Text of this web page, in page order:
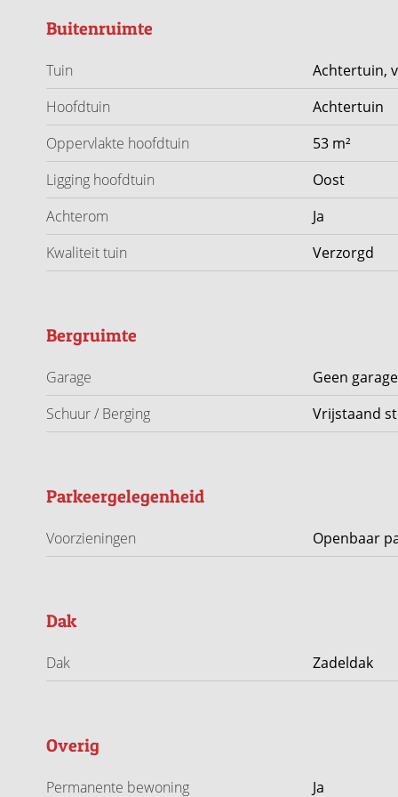
bereikbaarheid.
Kortom: een ruime en goed onderhouden
volop leefruimte: een heerlijke plek om comfortabel te
Buitenruimte
Tuin
Achtertuin,
Hoofdtuin
Achtertuin
Oppervlakte hoofdtuin
53 m²
Ligging hoofdtuin
Oost
Achterom
Ja
Kwaliteit tuin
Verzorgd
Bergruimte
Garage
Geen garage
Schuur / Berging
Vrijstaand
Parkeergelegenheid
Voorzieningen Openbaar
Dak
Dak Zadeldak
Overig
Permanente bewoning Ja